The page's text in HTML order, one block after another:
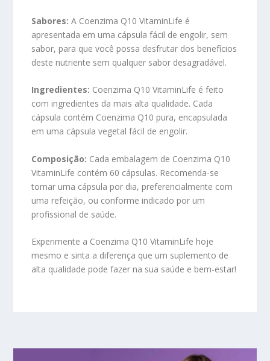
Sabores: A Coenzima Q10 VitaminLife é
apresentada em uma cápsula fácil de engolir, sem
sabor, para que você possa desfrutar dos benefícios
deste nutriente sem qualquer sabor desagradável.
Ingredientes: Coenzima Q10 VitaminLife é feito
com ingredientes da mais alta qualidade. Cada
cápsula contém Coenzima Q10 pura, encapsulada
em uma cápsula vegetal fácil de engolir.
Composição: Cada embalagem de Coenzima Q10
VitaminLife contém 60 cápsulas. Recomenda-se
tomar uma cápsula por dia, preferencialmente com
uma refeição, ou conforme indicado por um
profissional de saúde.
Experimente a Coenzima Q10 VitaminLife hoje
mesmo e sinta a diferença que um suplemento de
alta qualidade pode fazer na sua saúde e bem-estar!